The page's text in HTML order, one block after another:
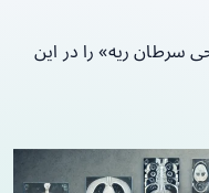
سرطان ریه» را در این